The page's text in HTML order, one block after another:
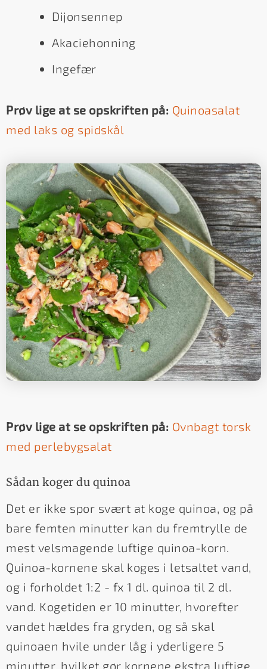
Dijonsennep
Akaciehonning
Ingefær
Prøv lige at se opskriften på: Quinoasalat
med laks og spidskål
Prøv lige at se opskriften på: Ovnbagt torsk
med perlebygsalat
Sådan koger du quinoa
Det er ikke spor svært at koge quinoa, og på
bare femten minutter kan du fremtrylle de
mest velsmagende luftige quinoa-korn.
Quinoa-kornene skal koges i letsaltet vand,
og i forholdet 1:2 - fx 1 dl. quinoa til 2 dl.
vand. Kogetiden er 10 minutter, hvorefter
vandet hældes fra gryden, og så skal
quinoaen hvile under låg i yderligere 5
minutter, hvilket gør kornene ekstra luftige